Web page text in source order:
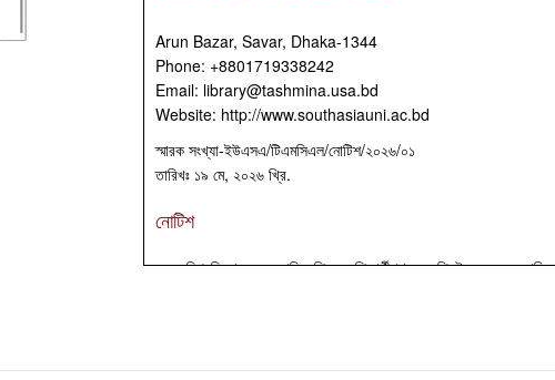
Arun Bazar, Savar, Dhaka-1344
Phone: +8801719338242
Email: library@tashmina.usa.bd
Website: http://www.southasiauni.ac.bd
স্মারক সংখ্যা-ইউএসএ/টিএমসিএল/নোটিশ/২০২৬/০১
তারিখঃ ১৯ মে, ২০২৬ খ্রি.
নোটিশ
অত্র বিশ্ববিদ্যালয়ের সম্মানিত শিক্ষক, শিক্ষার্থীগণসহ সংশ্লিষ্ট সকলের অবগতির